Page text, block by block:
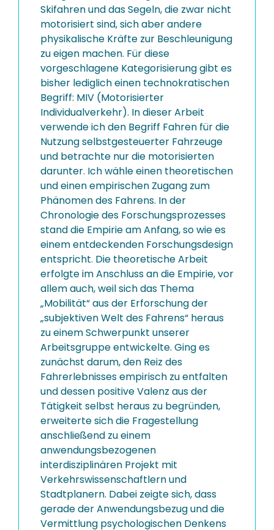
Skifahren und das Segeln, die zwar nicht
motorisiert sind, sich aber andere
physikalische Kräfte zur Beschleunigung
zu eigen machen. Für diese
vorgeschlagene Kategorisierung gibt es
bisher lediglich einen technokratischen
Begriff: MIV (Motorisierter
Individualverkehr). In dieser Arbeit
verwende ich den Begriff Fahren für die
Nutzung selbstgesteuerter Fahrzeuge
und betrachte nur die motorisierten
darunter. Ich wähle einen theoretischen
und einen empirischen Zugang zum
Phänomen des Fahrens. In der
Chronologie des Forschungsprozesses
stand die Empirie am Anfang, so wie es
einem entdeckenden Forschungsdesign
entspricht. Die theoretische Arbeit
erfolgte im Anschluss an die Empirie, vor
allem auch, weil sich das Thema
„Mobilität“ aus der Erforschung der
„subjektiven Welt des Fahrens“ heraus
zu einem Schwerpunkt unserer
Arbeitsgruppe entwickelte. Ging es
zunächst darum, den Reiz des
Fahrerlebnisses empirisch zu entfalten
und dessen positive Valenz aus der
Tätigkeit selbst heraus zu begründen,
erweiterte sich die Fragestellung
anschließend zu einem
anwendungsbezogenen
interdisziplinären Projekt mit
Verkehrswissenschaftlern und
Stadtplanern. Dabei zeigte sich, dass
gerade der Anwendungsbezug und die
Vermittlung psychologischen Denkens